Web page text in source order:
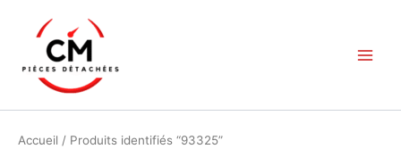
contenu
Accueil / Produits identifiés “93325”